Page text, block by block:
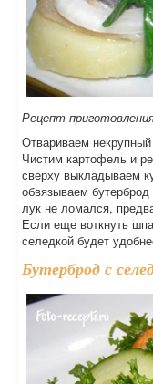
Рецепт
Отвариваем
Чистим картофель и
сверху выкладываем
обвязываем
лук не ломался,
Если еще воткнуть
селедкой будет
Бутерброд с